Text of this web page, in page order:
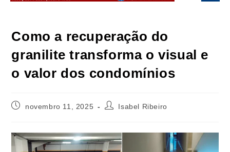
Como a recuperação do
granilite transforma o visual e
o valor dos condomínios
novembro 11, 2025 Isabel Ribeiro